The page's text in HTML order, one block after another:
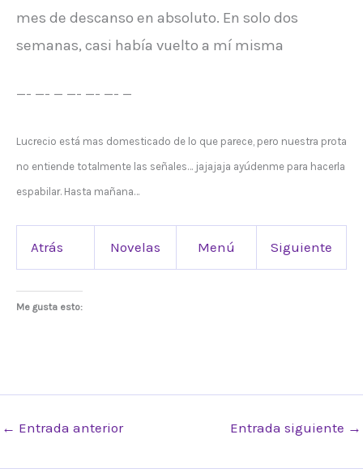
mes de descanso en absoluto. En solo dos
semanas, casi había vuelto a mí misma
—- —- — —- —- —- —
Lucrecio está mas domesticado de lo que parece, pero nuestra prota
no entiende totalmente las señales… jajajaja ayúdenme para hacerla
espabilar. Hasta mañana…
Atrás Novelas Menú Siguiente
Me gusta esto:
← Entrada anterior Entrada siguiente →